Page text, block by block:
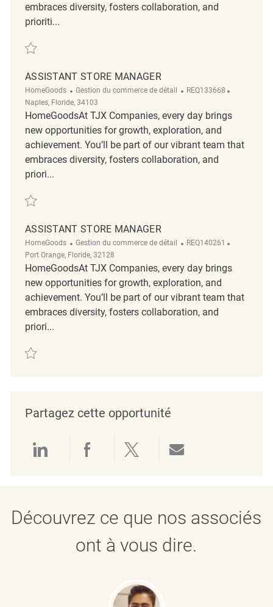
embraces diversity, fosters collaboration, and
prioriti...
Sauvegarder Assistant Store Manager REQ141427
ASSISTANT STORE MANAGER
HomeGoods Catégorie
Gestion du commerce de détail ReqId
REQ133668
Naples, Floride, 34103
HomeGoodsAt TJX Companies, every day brings
new opportunities for growth, exploration, and
achievement. You’ll be part of our vibrant team that
embraces diversity, fosters collaboration, and
priori...
Sauvegarder Assistant Store Manager REQ133668
ASSISTANT STORE MANAGER
HomeGoods Catégorie
Gestion du commerce de détail ReqId
REQ140261
Port Orange, Floride, 32128
HomeGoodsAt TJX Companies, every day brings
new opportunities for growth, exploration, and
achievement. You’ll be part of our vibrant team that
embraces diversity, fosters collaboration, and
priori...
Sauvegarder Assistant Store Manager REQ140261
Partagez cette opportunité
Partager via LinkedIn
Partager via Facebook
Partager via twitter
Découvrez ce que nos associés
ont à vous dire.